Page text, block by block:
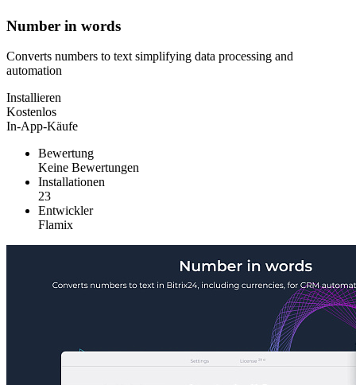
Number in words
Converts numbers to text simplifying data processing and
automation
Installieren
Kostenlos
In-App-Käufe
Bewertung
Keine Bewertungen
Installationen
23
Entwickler
Flamix